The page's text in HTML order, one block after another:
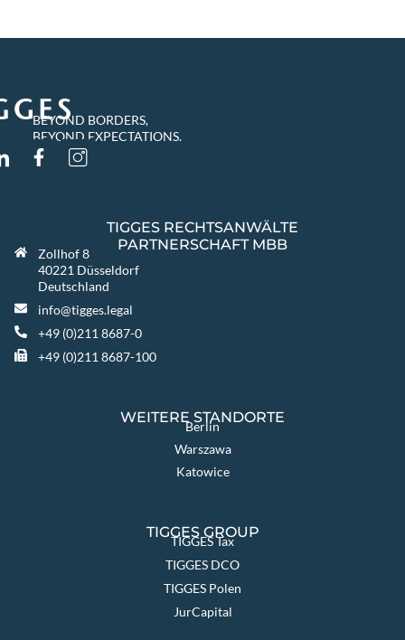
BEYOND BORDERS,
BEYOND EXPECTATIONS.
TIGGES RECHTSANWÄLTE
PARTNERSCHAFT MBB
Zollhof 8
40221 Düsseldorf
Deutschland
info@tigges.legal
+49 (0)211 8687-0
+49 (0)211 8687-100
WEITERE STANDORTE
Berlin
Warszawa
Katowice
TIGGES GROUP
TIGGES Tax
TIGGES DCO
TIGGES Polen
JurCapital